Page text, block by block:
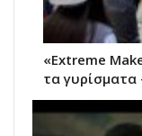
«Extreme
τα